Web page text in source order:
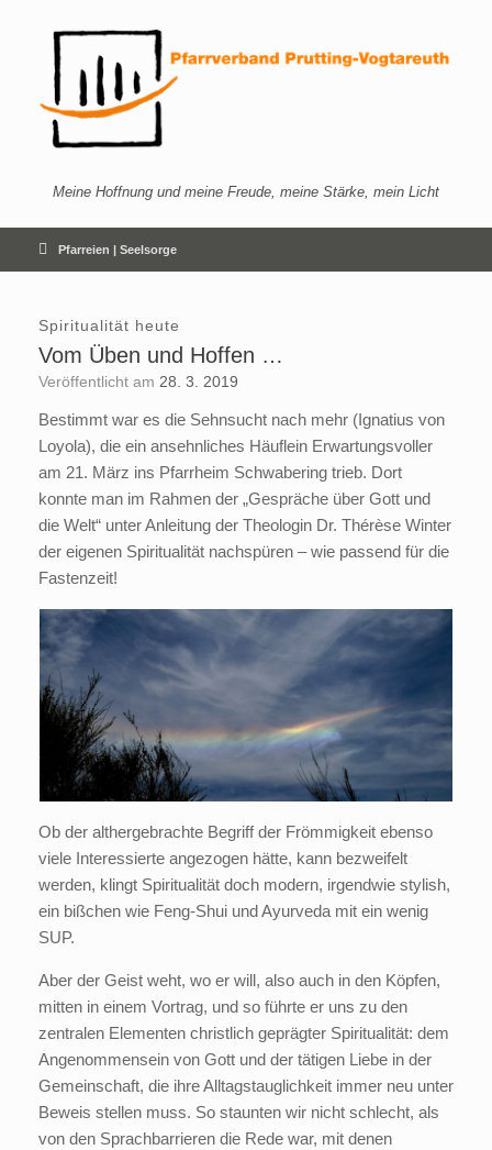
Meine Hoffnung und meine Freude, meine Stärke, mein Licht
Pfarreien | Seelsorge
Spiritualität heute
Vom Üben und Hoffen …
Veröffentlicht am 28. 3. 2019
Bestimmt war es die Sehnsucht nach mehr (Ignatius von
Loyola), die ein ansehnliches Häuflein Erwartungsvoller
am 21. März ins Pfarrheim Schwabering trieb. Dort
konnte man im Rahmen der „Gespräche über Gott und
die Welt“ unter Anleitung der Theologin Dr. Thérèse Winter
der eigenen Spiritualität nachspüren – wie passend für die
Fastenzeit!
Ob der althergebrachte Begriff der Frömmigkeit ebenso
viele Interessierte angezogen hätte, kann bezweifelt
werden, klingt Spiritualität doch modern, irgendwie stylish,
ein bißchen wie Feng-Shui und Ayurveda mit ein wenig
SUP.
Aber der Geist weht, wo er will, also auch in den Köpfen,
mitten in einem Vortrag, und so führte er uns zu den
zentralen Elementen christlich geprägter Spiritualität: dem
Angenommensein von Gott und der tätigen Liebe in der
Gemeinschaft, die ihre Alltagstauglichkeit immer neu unter
Beweis stellen muss. So staunten wir nicht schlecht, als
von den Sprachbarrieren die Rede war, mit denen